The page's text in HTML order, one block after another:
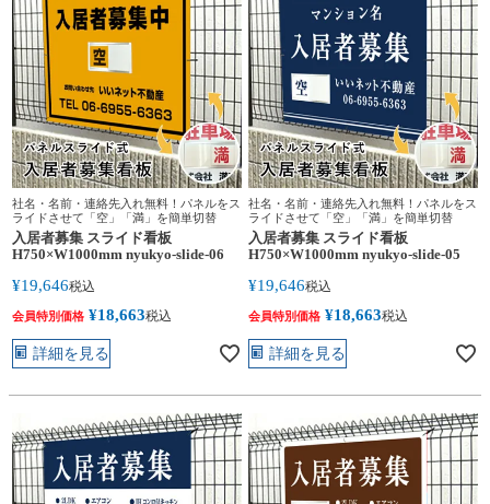
社名・名前・連絡先入れ無料！パネルをス
ライドさせて「空」「満」を簡単切替
入居者募集 スライド看板
H750×W1000mm nyukyo-slide-06
¥19,646税込
会員特別価格 ¥18,663税込
詳細を見る
社名・名前・連絡先入れ無料！パネルをス
ライドさせて「空」「満」を簡単切替
入居者募集 スライド看板
H750×W1000mm nyukyo-slide-05
¥19,646税込
会員特別価格 ¥18,663税込
詳細を見る